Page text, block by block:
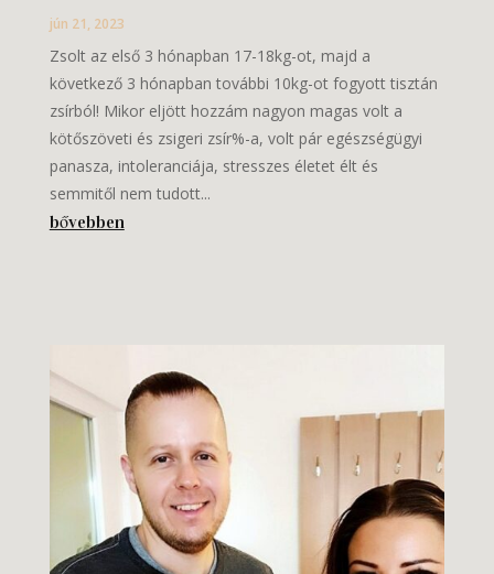
jún 21, 2023
Zsolt az első 3 hónapban 17-18kg-ot, majd a
következő 3 hónapban további 10kg-ot fogyott tisztán
zsírból! Mikor eljött hozzám nagyon magas volt a
kötőszöveti és zsigeri zsír%-a, volt pár egészségügyi
panasza, intoleranciája, stresszes életet élt és
semmitől nem tudott...
bővebben